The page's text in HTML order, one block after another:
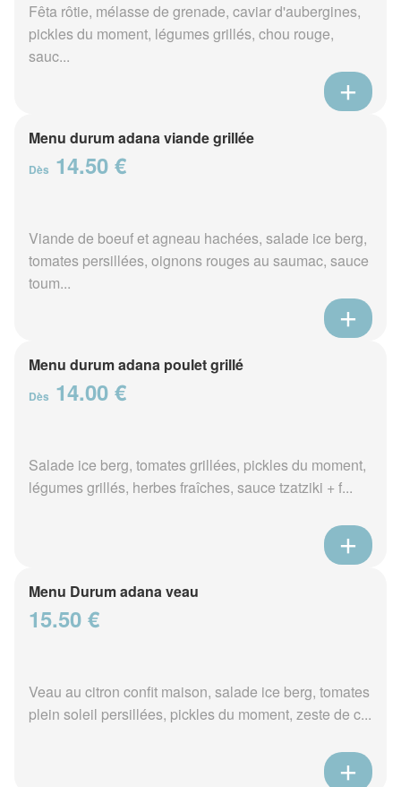
Fêta rôtie, mélasse de grenade, caviar d'aubergines,
pickles du moment, légumes grillés, chou rouge,
sauc...
Menu durum adana viande grillée
Dès 14.50 €
Viande de boeuf et agneau hachées, salade ice berg,
tomates persillées, oignons rouges au saumac, sauce
toum...
Menu durum adana poulet grillé
Dès 14.00 €
Salade ice berg, tomates grillées, pickles du moment,
légumes grillés, herbes fraîches, sauce tzatziki + f...
Menu Durum adana veau
15.50 €
Veau au citron confit maison, salade ice berg, tomates
plein soleil persillées, pickles du moment, zeste de c...